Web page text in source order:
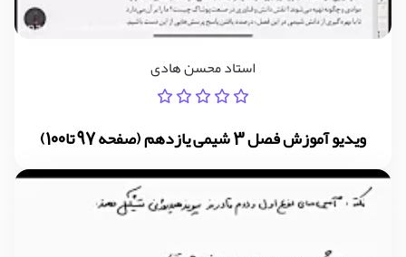
استاد محسن هادی
ویدیو آموزش فصل 3 شیمی یازدهم (صفحه 97 تا100)